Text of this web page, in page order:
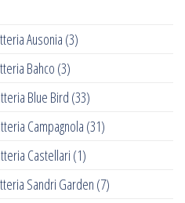
Ausonia (3)
Bahco (3)
Blue Bird (33)
Campagnola (31)
Castellari (1)
Sandri Garden (7)